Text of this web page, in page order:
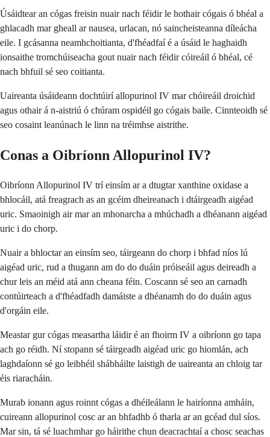
Úsáidtear an cógas freisin nuair nach féidir le hothair cógais ó bhéal a
ghlacadh mar gheall ar nausea, urlacan, nó saincheisteanna díleácha
eile. I gcásanna neamhchoitianta, d'fhéadfaí é a úsáid le haghaidh
ionsaithe tromchúiseacha gout nuair nach féidir cóireáil ó bhéal, cé
nach bhfuil sé seo coitianta.
Uaireanta úsáideann dochtúirí allopurinol IV mar chóireáil droichid
agus othair á n-aistriú ó chúram ospidéil go cógais baile. Cinnteoidh sé
seo cosaint leanúnach le linn na tréimhse aistrithe.
Conas a Oibríonn Allopurinol IV?
Oibríonn Allopurinol IV trí einsím ar a dtugtar xanthine oxidase a
bhlocáil, atá freagrach as an gcéim dheireanach i dtáirgeadh aigéad
uric. Smaoinigh air mar an mhonarcha a mhúchadh a dhéanann aigéad
uric i do chorp.
Nuair a bhloctar an einsím seo, táirgeann do chorp i bhfad níos lú
aigéad uric, rud a thugann am do do duáin próiseáil agus deireadh a
chur leis an méid atá ann cheana féin. Coscann sé seo an carnadh
contúirteach a d'fhéadfadh damáiste a dhéanamh do do duáin agus
d'orgáin eile.
Meastar gur cógas measartha láidir é an fhoirm IV a oibríonn go tapa
ach go réidh. Ní stopann sé táirgeadh aigéad uric go hiomlán, ach
laghdaíonn sé go leibhéil shábháilte laistigh de uaireanta an chloig tar
éis riaracháin.
Murab ionann agus roinnt cógas a dhéileálann le hairíonna amháin,
cuireann allopurinol cosc ar an bhfadhb ó tharla ar an gcéad dul síos.
Mar sin, tá sé luachmhar go háirithe chun deacrachtaí a chosc seachas